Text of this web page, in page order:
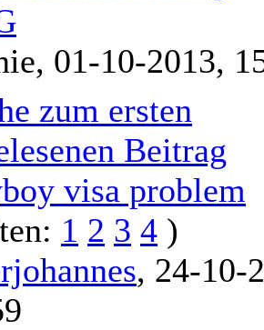
01-10-2013,
visa problem
1 2 3 4 )
, 24-10-